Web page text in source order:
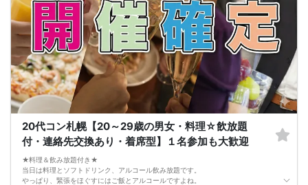
ルにより、直前でも中止になる場合もございます。
中止時も交通費など保証はございません。
◆ご予約の操作と同時に上述の注意事項に同意したものと致します。
コース料理
メニュー変更になる可能性ございます。
◆紅白えびせん
◆枝豆
◆生つくね塩ちゃんこ鍋
◆自家製鍋つくね、讃岐うどん
◆大根サラダ
◆フライドポテト
◆こだわりの塩ザンギ
◆〆の雑炊
◆本日のデザート
飲み放題
生ビール、サワー、ソフトドリンクなど
20代コン札幌【20～29歳の男女・料理☆飲放題
付・連絡先交換あり・着席型】１名参加も大歓迎
★料理＆飲み放題付き★
当日は料理とソフトドリンク、アルコール飲み放題です。
やっぱり、緊張をほぐすにはご飯とアルコールですよね。